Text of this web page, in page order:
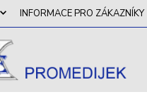
INFORMACE PRO ZÁKAZNÍKY